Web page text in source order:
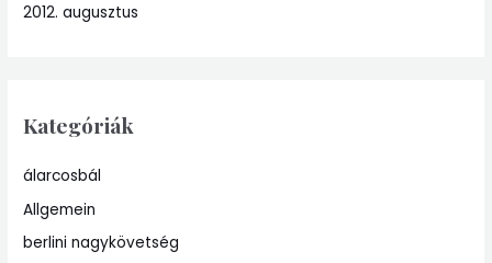
2012. augusztus
Kategóriák
álarcosbál
Allgemein
berlini nagykövetség